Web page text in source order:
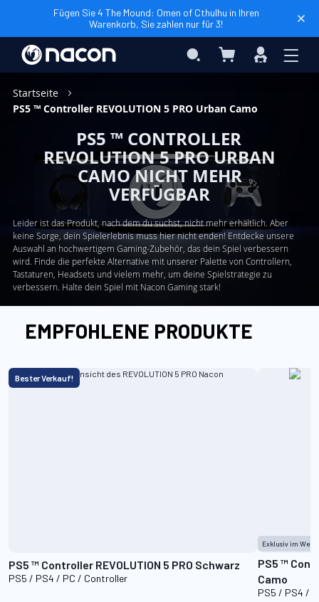
Fügen Sie 4 The Mound: Omen of Cthulhu in Ihren
Warenkorb, Sie zahlen nur für 3!
Search Mein Warenkorb
Anmelden
Startseite
PS5 ™ Controller REVOLUTION 5 PRO Urban Camo
PS5 ™ CONTROLLER
REVOLUTION 5 PRO URBAN
CAMO NICHT MEHR
VERFŪGBAR
Leider ist das Produkt, nach dem du suchst, nicht mehr erhältlich. Aber
keine Sorge, dein Spielerlebnis muss hier nicht enden! Entdecke unsere
Auswahl an hochwertigem Gaming-Zubehör, das dein Spiel verbessern
wird. Finde die perfekte Alternative mit unserer Palette von Controllern,
Tastaturen, Headsets und vielem mehr, um deine Spielstrategie zu
verbessern. Halte dein Spiel mit Nacon Gaming stark!
EMPFOHLENE PRODUKTE
Bester Verkauf!
PS5 ™ Controller REVOLUTION 5 PRO Schwarz
PS5 / PS4 / PC / Controller
Exklusiv im Web
PS5 ™ Controller REVOLUTION 5 PRO Forest
Camo
PS5 / PS4 /